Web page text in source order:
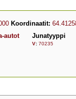
Koordinaatit:
autot Junatyyppi
V: 70235